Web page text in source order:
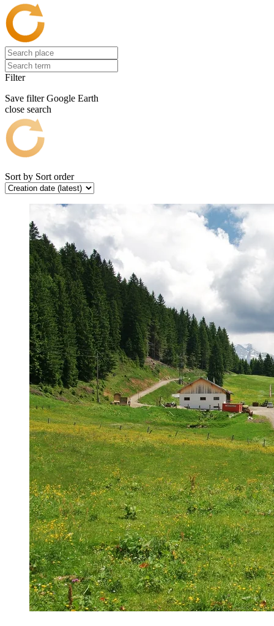
Filter
Save filter Google Earth
close search
Sort by Sort order